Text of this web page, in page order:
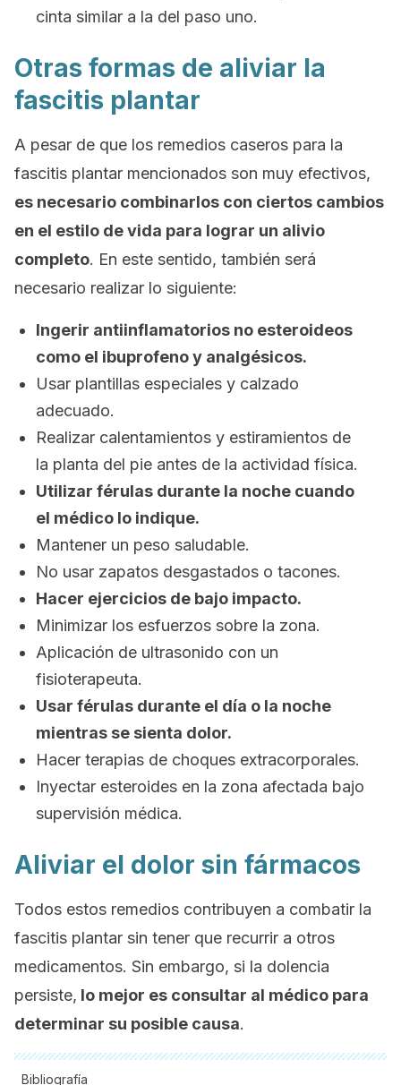
cinta similar a la del paso uno.
Otras formas de aliviar la
fascitis plantar
A pesar de que los remedios caseros para la
fascitis plantar mencionados son muy efectivos,
es necesario combinarlos con ciertos cambios
en el estilo de vida para lograr un alivio
completo. En este sentido, también será
necesario realizar lo siguiente:
Ingerir antiinflamatorios no esteroideos
como el ibuprofeno y analgésicos.
Usar plantillas especiales y calzado
adecuado.
Realizar calentamientos y estiramientos de
la planta del pie antes de la actividad física.
Utilizar férulas durante la noche cuando
el médico lo indique.
Mantener un peso saludable.
No usar zapatos desgastados o tacones.
Hacer ejercicios de bajo impacto.
Minimizar los esfuerzos sobre la zona.
Aplicación de ultrasonido con un
fisioterapeuta.
Usar férulas durante el día o la noche
mientras se sienta dolor.
Hacer terapias de choques extracorporales.
Inyectar esteroides en la zona afectada bajo
supervisión médica.
Aliviar el dolor sin fármacos
Todos estos remedios contribuyen a combatir la
fascitis plantar sin tener que recurrir a otros
medicamentos. Sin embargo, si la dolencia
persiste, lo mejor es consultar al médico para
determinar su posible causa.
Bibliografía